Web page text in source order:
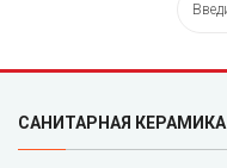
САНИТАРНАЯ КЕРАМИКА